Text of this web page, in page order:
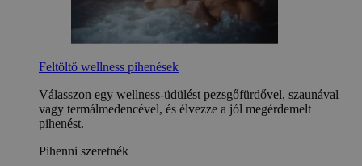
Feltöltő wellness pihenések
Válasszon egy wellness-üdülést pezsgőfürdővel, szaunával
vagy termálmedencével, és élvezze a jól megérdemelt
pihenést.
Pihenni szeretnék